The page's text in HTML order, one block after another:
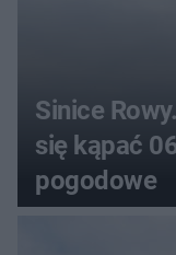
Sinice
się kąpać
pogodowe